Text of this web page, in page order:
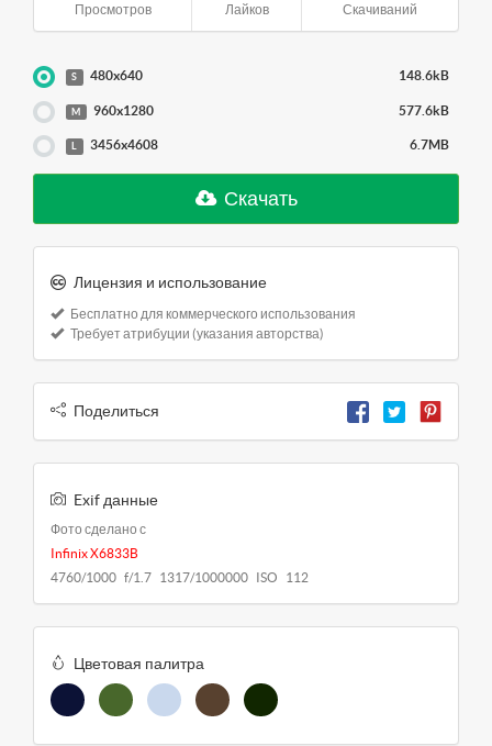
Просмотров Лайков Скачиваний
S 480x640 148.6kB
M 960x1280 577.6kB
L 3456x4608 6.7MB
Скачать
Лицензия и использование
Бесплатно для коммерческого использования
Требует атрибуции (указания авторства)
Поделиться
Exif данные
Фото сделано с
Infinix X6833B
4760/1000 f/1.7 1317/1000000 ISO 112
Цветовая палитра